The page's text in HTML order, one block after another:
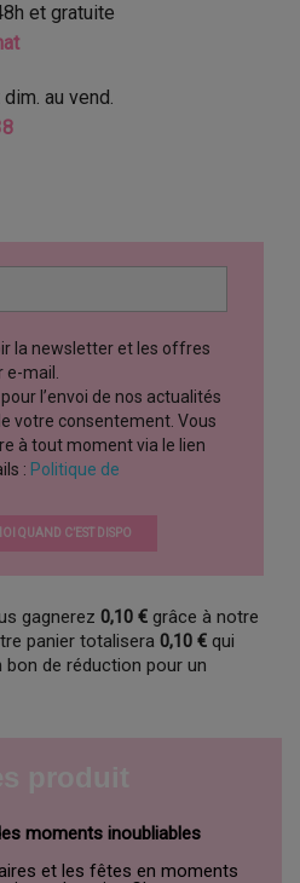
et gratuite
au vend.
la newsletter et les offres
e-mail.
l’envoi de nos actualités
votre consentement. Vous
à tout moment via le lien
: Politique de
QUAND C’EST DISPO
gagnerez 0,10 € grâce à notre
panier totalisera 0,10 € qui
de réduction pour un
moments inoubliables
et les fêtes en moments